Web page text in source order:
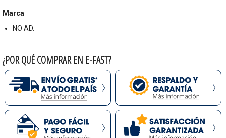
Marca
NO AD.
¿POR QUÉ COMPRAR EN E-FAST?